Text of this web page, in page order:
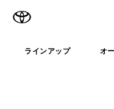
ラインアップ オ